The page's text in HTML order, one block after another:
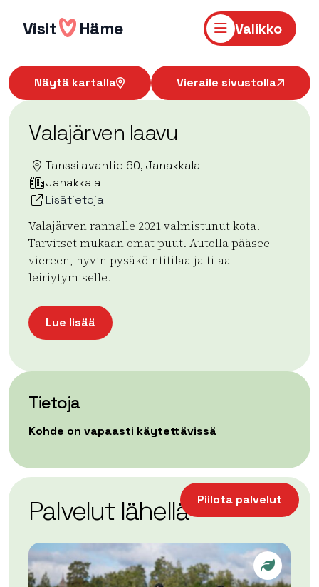
sisältöön
Visit Häme Valikko
Näytä kartalla Vieraile sivustolla
Valajärven laavu
Tanssilavantie 60, Janakkala
Janakkala
Lisätietoja
Valajärven rannalle 2021 valmistunut kota.
Tarvitset mukaan omat puut. Autolla pääsee
viereen, hyvin pysäköintitilaa ja tilaa
leiriytymiselle.
Lue lisää
Tietoja
Kohde on vapaasti käytettävissä
−
Leaflet| ©OpenStreetMap
Piilota palvelut
Palvelut lähellä